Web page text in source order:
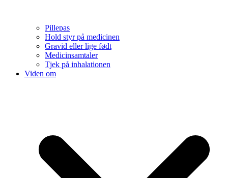
Pillepas
Hold styr på medicinen
Gravid eller lige født
Medicinsamtaler
Tjek på inhalationen
Viden om